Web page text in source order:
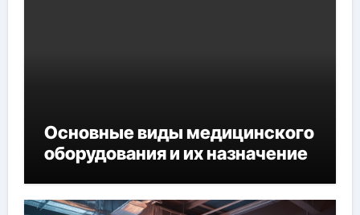
Основные виды медицинского
оборудования и их назначение